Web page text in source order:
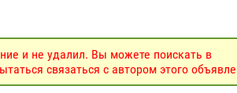
и не удалил. Вы можете поискать в
связаться с автором этого